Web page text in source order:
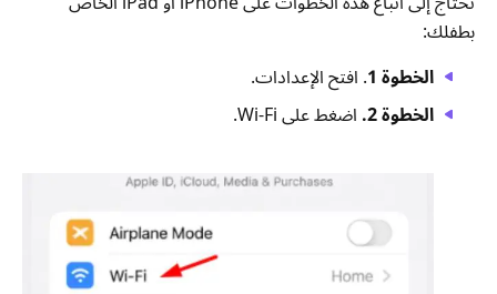
بطفلك:
الخطوة 1 . افتح الإعدادات.
الخطوة 2.
اضغط على Wi-Fi.